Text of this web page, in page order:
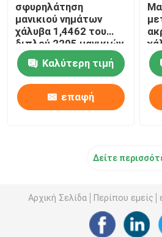
σφυρηλάτηση
μανικιού νημάτων
χάλυβα 1,4462 του
διπλού 2205 μανικιών
σωλήνων χάλυβα ued
στον εξοπλισμό
μηχανημάτων
Καλύτερη τιμή
επαφή
Δείτε
Αρχική Σελίδα Περίπου εμείς